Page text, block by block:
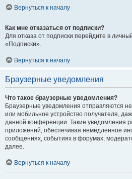
Вернуться к началу
Как мне отказаться от подписки?
Для отказа от подписки перейдите в
«Подписки».
Вернуться к началу
Браузерные уведомления
Что такое браузерные уведомления?
Браузерные уведомления отправляются
или мобильное устройство получателя,
данной конференции. Такие уведомления
приложений, обеспечивая немедленное
сообщениях, событиях в форумах,
далее.
Вернуться к началу